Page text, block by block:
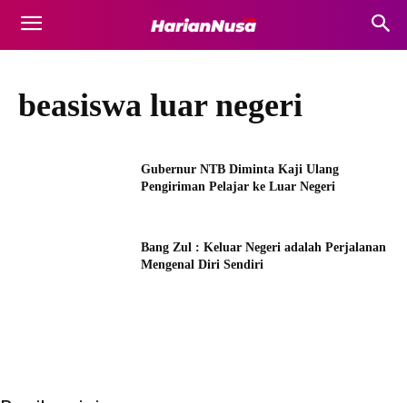
beasiswa luar negeri
Gubernur NTB Diminta Kaji Ulang
Pengiriman Pelajar ke Luar Negeri
Bang Zul : Keluar Negeri adalah Perjalanan
Mengenal Diri Sendiri